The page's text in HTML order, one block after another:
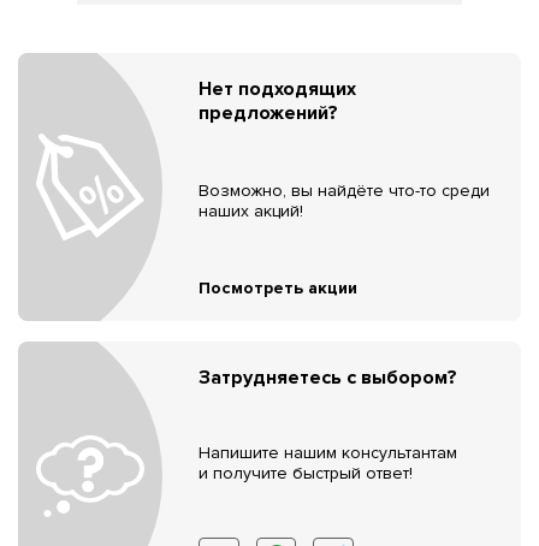
Нет подходящих
предложений?
Возможно, вы найдёте что-то среди
наших акций!
Посмотреть акции
Затрудняетесь с выбором?
Напишите нашим консультантам
и получите быстрый ответ!